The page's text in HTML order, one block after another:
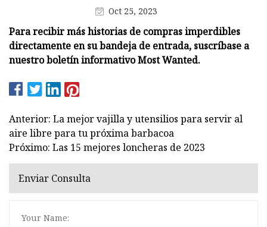
Oct 25, 2023
Para recibir más historias de compras imperdibles
directamente en su bandeja de entrada, suscríbase a
nuestro boletín informativo Most Wanted.
Anterior: La mejor vajilla y utensilios para servir al
aire libre para tu próxima barbacoa
Próximo: Las 15 mejores loncheras de 2023
Enviar Consulta